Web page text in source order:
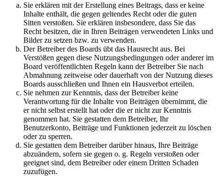
Sie erklären mit der Erstellung eines Beitrags, dass er keine
Inhalte enthält, die gegen geltendes Recht oder die guten
Sitten verstoßen. Sie erklären insbesondere, dass Sie das
Recht besitzen, die in Ihren Beiträgen verwendeten Links und
Bilder zu setzen bzw. zu verwenden.
Der Betreiber des Boards übt das Hausrecht aus. Bei
Verstößen gegen diese Nutzungsbedingungen oder anderer im
Board veröffentlichten Regeln kann der Betreiber Sie nach
Abmahnung zeitweise oder dauerhaft von der Nutzung dieses
Boards ausschließen und Ihnen ein Hausverbot erteilen.
Sie nehmen zur Kenntnis, dass der Betreiber keine
Verantwortung für die Inhalte von Beiträgen übernimmt, die
er nicht selbst erstellt hat oder die er nicht zur Kenntnis
genommen hat. Sie gestatten dem Betreiber, Ihr
Benutzerkonto, Beiträge und Funktionen jederzeit zu löschen
oder zu sperren.
Sie gestatten dem Betreiber darüber hinaus, Ihre Beiträge
abzuändern, sofern sie gegen o. g. Regeln verstoßen oder
geeignet sind, dem Betreiber oder einem Dritten Schaden
zuzufügen.